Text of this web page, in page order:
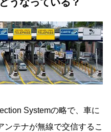
Systemの略で、車に
テナが無線で交信するこ